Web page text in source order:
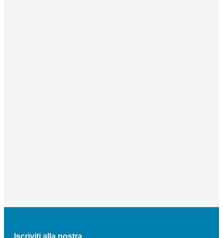
Iscriviti alla nostra